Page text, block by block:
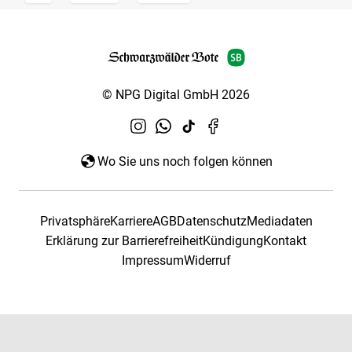
© NPG Digital GmbH 2026
Wo Sie uns noch folgen können
PrivatsphäreKarriereAGBDatenschutzMediadaten
Erklärung zur BarrierefreiheitKündigungKontakt
ImpressumWiderruf